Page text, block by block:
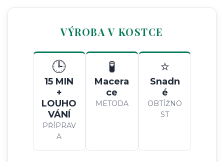
VÝROBA V KOSTCE
🕒
15 MIN
+
LOUHO
VÁNÍ
PŘÍPRAV
A
🧪
Macera
ce
METODA
⭐
Snadn
é
OBTÍŽNO
ST